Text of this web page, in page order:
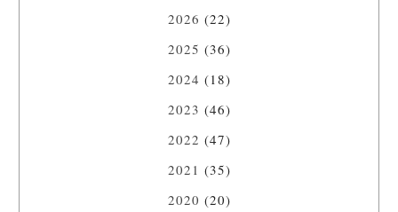
2026 (22)
2025 (36)
2024 (18)
2023 (46)
2022 (47)
2021 (35)
2020 (20)